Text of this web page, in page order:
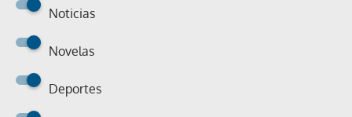
Noticias
Novelas
Deportes